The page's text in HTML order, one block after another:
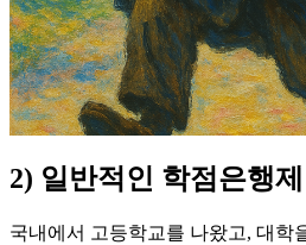
2) 일반적인 학점은행
국내에서 고등학교를 나왔고, 대학